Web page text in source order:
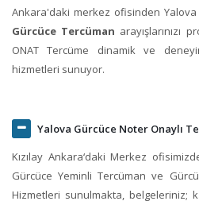
Ankara'daki merkez ofisinden
Gürcüce Tercüman arayışlarınızı
ONAT Tercüme dinamik ve
hizmetleri sunuyor.
Yalova Gürcüce Noter Onaylı
Kızılay Ankara‘daki Merkez
Gürcüce Yeminli Tercüman ve
Hizmetleri sunulmakta, belgeleriniz;